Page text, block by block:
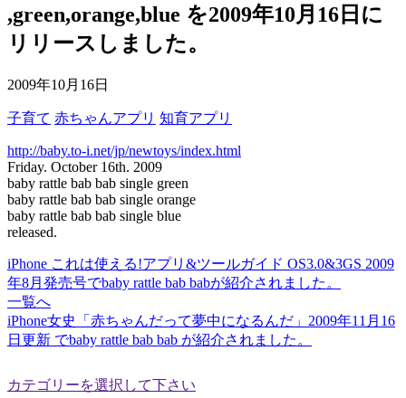
,green,orange,blue を2009年10月16日に
リリースしました。
2009年10月16日
子育て 赤ちゃんアプリ 知育アプリ
http://baby.to-i.net/jp/newtoys/index.html
Friday. October 16th. 2009
baby rattle bab bab single green
baby rattle bab bab single orange
baby rattle bab bab single blue
released.
iPhone これは使える!アプリ&ツールガイド OS3.0&3GS 2009
年8月発売号でbaby rattle bab babが紹介されました。
一覧へ
iPhone女史「赤ちゃんだって夢中になるんだ」2009年11月16
日更新 でbaby rattle bab bab が紹介されました。
カテゴリーを選択して下さい